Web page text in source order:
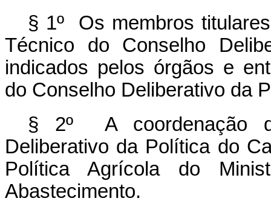
§ 1º Os membros
Técnico do Conselho
indicados pelos órgãos e
do Conselho Deliberativo da
§ 2º A coordenação
Deliberativo da Política do
Política Agrícola do
Abastecimento.